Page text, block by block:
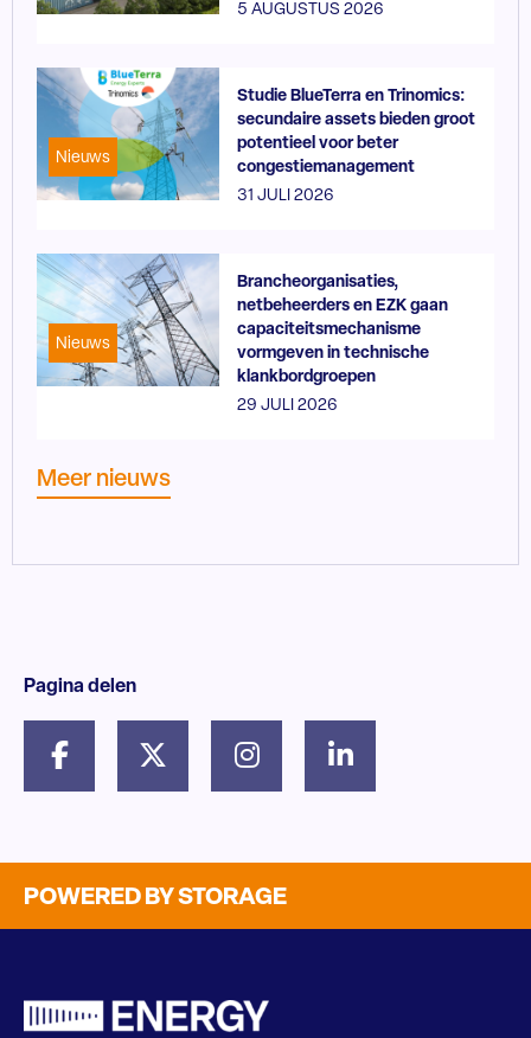
5 AUGUSTUS 2026
Nieuws
Studie BlueTerra en Trinomics:
secundaire assets bieden groot
potentieel voor beter
congestiemanagement
31 JULI 2026
Nieuws
Brancheorganisaties,
netbeheerders en EZK gaan
capaciteitsmechanisme
vormgeven in technische
klankbordgroepen
29 JULI 2026
Meer nieuws
Pagina delen
POWERED BY STORAGE